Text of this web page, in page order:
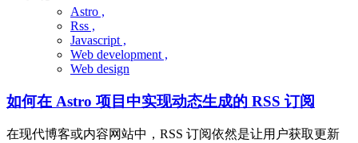
Astro ,
Rss ,
Javascript ,
Web development ,
Web design
如何在 Astro 项目中实现动态生成的 RSS 订阅
在现代博客或内容网站中，RSS 订阅依然是让用户获取更新